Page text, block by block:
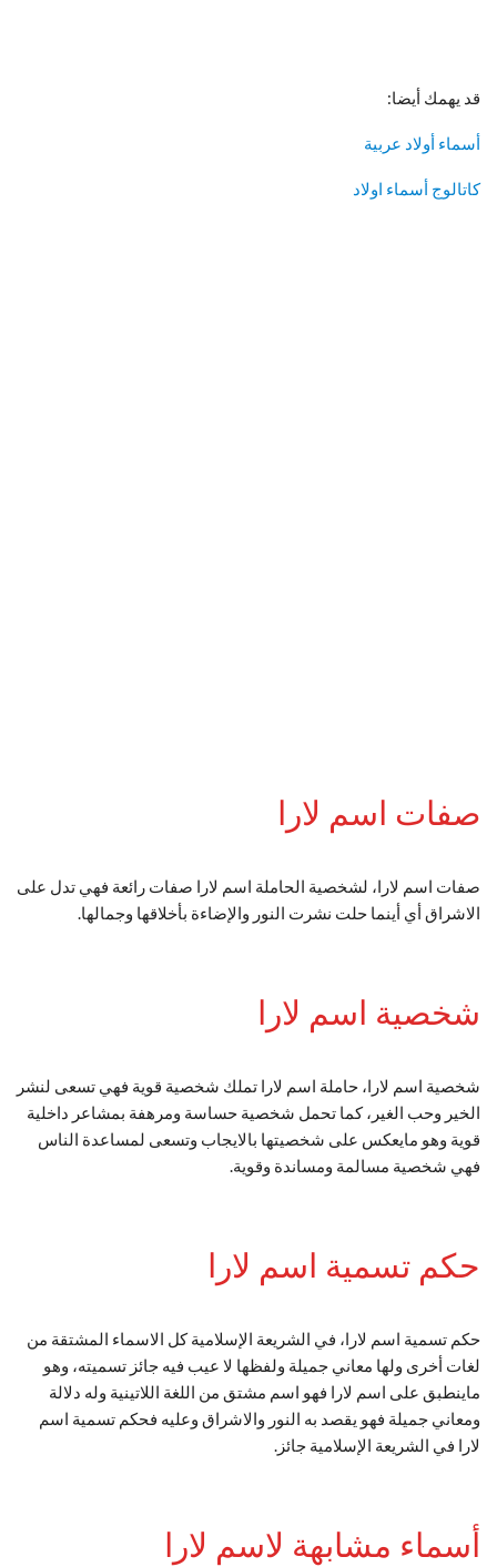
قد يهمك أيضا:
أسماء أولاد عربية
كاتالوج أسماء اولاد
صفات اسم لارا
صفات اسم لارا، لشخصية الحاملة اسم لارا صفات رائعة فهي تدل على
الاشراق أي أينما حلت نشرت النور والإضاءة بأخلاقها وجمالها.
شخصية اسم لارا
شخصية اسم لارا، حاملة اسم لارا تملك شخصية قوية فهي تسعى لنشر
الخير وحب الغير، كما تحمل شخصية حساسة ومرهفة بمشاعر داخلية
قوية وهو مايعكس على شخصيتها بالايجاب وتسعى لمساعدة الناس
فهي شخصية مسالمة ومساندة وقوية.
حكم تسمية اسم لارا
حكم تسمية اسم لارا، في الشريعة الإسلامية كل الاسماء المشتقة من
لغات أخرى ولها معاني جميلة ولفظها لا عيب فيه جائز تسميته، وهو
ماينطبق على اسم لارا فهو اسم مشتق من اللغة اللاتينية وله دلالة
ومعاني جميلة فهو يقصد به النور والاشراق وعليه فحكم تسمية اسم
لارا في الشريعة الإسلامية جائز.
أسماء مشابهة لاسم لارا